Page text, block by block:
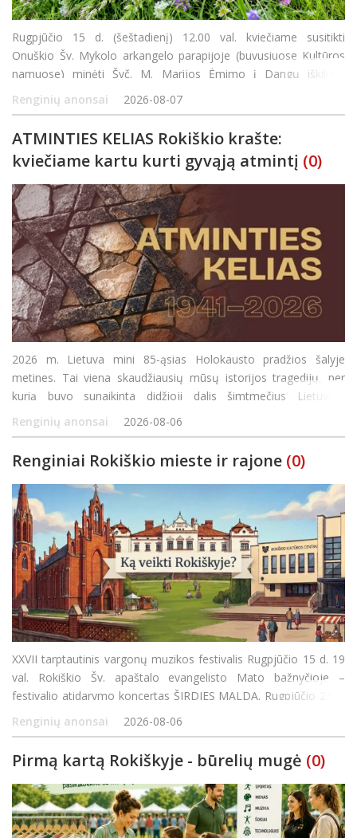
Rugpjūčio 15 d. (šeštadienį) 12.00 val. kviečiame susitikti
Onuškio Šv. Mykolo arkangelo parapijoje (buvusiuose Kultūros
namuose) minėti Švč. M. Marijos Ėmimo į Dangų iškilmę.
Šventės metu bus aukojamos Šv. Mišios, laiminamas metų derli
Renginių anonsai 2026-08-07
ATMINTIES KELIAS Rokiškio krašte:
kviečiame kartu kurti gyvąją atmintį (0)
2026 m. Lietuva mini 85-ąsias Holokausto pradžios šalyje
metines. Tai viena skaudžiausių mūsų istorijos tragedijų, per
kurią buvo sunaikinta didžioji dalis šimtmečius Lietuvoje
gyvenusių žydų bendruomenių. Skirtingai nei daugelyje Europos
šalių, Lietuvoje Holokaustas vyko čia p
Renginių anonsai 2026-08-06
Renginiai Rokiškio mieste ir rajone (0)
XXVII tarptautinis vargonų muzikos festivalis Rugpjūčio 15 d. 19
val. Rokiškio Šv. apaštalo evangelisto Mato bažnyčioje –
festivalio atidarymo koncertas ŠIRDIES MALDA. Rugpjūčio 23 d.
12 val. Žiobiškio Šv. arkangelo Mykolo bažnyčioje – koncerta
Renginių anonsai 2026-08-06
Pirmą kartą Rokiškyje - būrelių mugė (0)